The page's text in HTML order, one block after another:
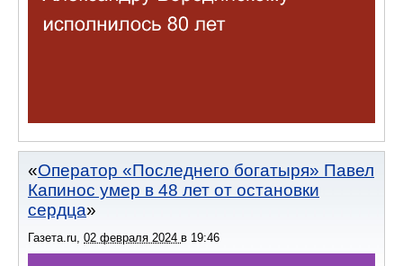
Оператор «Последнего богатыря» Павел
Капинос умер в 48 лет от остановки
сердца
Газета.ru, 02 февраля 2024 в 19:46